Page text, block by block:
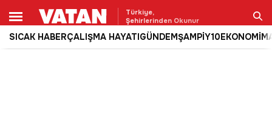
Türkiye,
Şehirlerinden Okunur
SICAK HABERÇALIŞMA HAYATIGÜNDEMŞAMPİY10EKONOMİ
Ara